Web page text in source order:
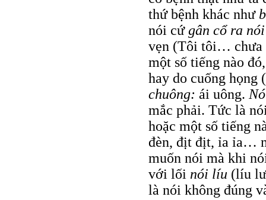
thứ bệnh khác như
nói cứgân cổ ra
vẹn (Tôi tôi…
một số tiếng nào
hay do cuống
chuông: ái uông.
mắc phải. Tức là
hoặc một số tiếng
đèn, địt địt, ỉa ỉa…
muốn nói mà khi
với lối nói líu (líu
là nói không đúng